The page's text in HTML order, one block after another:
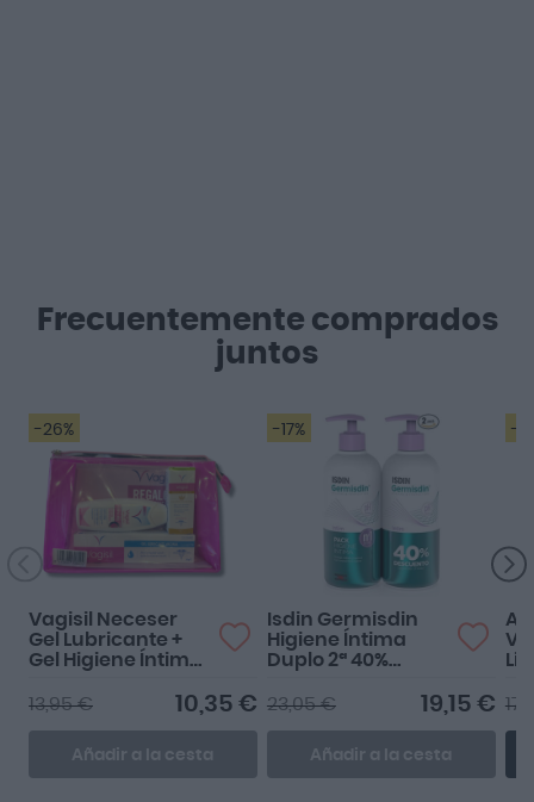
Frecuentemente comprados
juntos
-26%
Vagisil Neceser
Gel Lubricante +
Gel Higiene Íntima
10,35 €
13,95 €
Añadir a la cesta
-17%
Isdin Germisdin
Higiene Íntima
Duplo 2ª 40%
19,15 €
23,05 €
Añadir a la cesta
-